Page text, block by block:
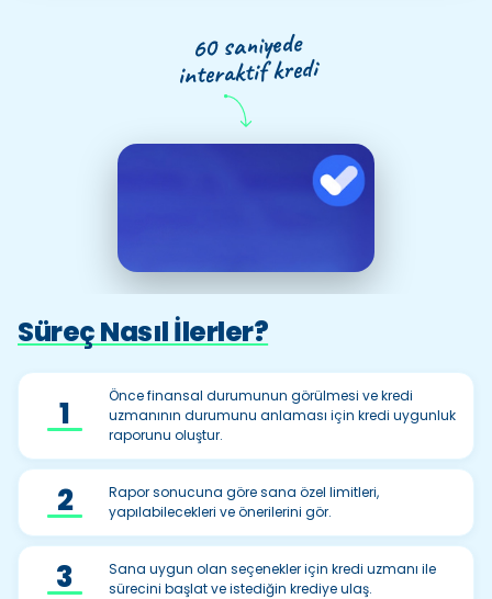
60 saniyede
interaktif kredi
SüreçNasıl İlerler?
1
Önce finansal durumunun görülmesi ve kredi
uzmanının durumunu anlaması için kredi uygunluk
raporunu oluştur.
2
Rapor sonucuna göre sana özel limitleri,
yapılabilecekleri ve önerilerini gör.
3
Sana uygun olan seçenekler için kredi uzmanı ile
sürecini başlat ve istediğin krediye ulaş.